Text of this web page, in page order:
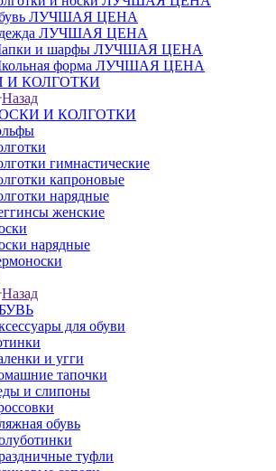
ЛУЧШАЯ ЦЕНА
ЛУЧШАЯ ЦЕНА
и шарфы ЛУЧШАЯ ЦЕНА
форма ЛУЧШАЯ ЦЕНА
И КОЛГОТКИ
Назад
И КОЛГОТКИ
гимнастические
капроновые
нарядные
женские
нарядные
Назад
для обуви
и угги
тапочки
и слипоны
обувь
туфли